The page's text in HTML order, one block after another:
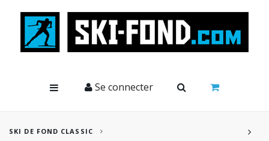
Se connecter
SKI DE FOND CLASSIC